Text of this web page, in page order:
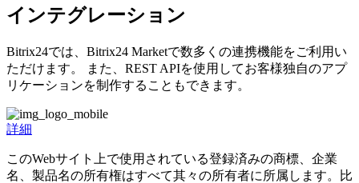
インテグレーション
Bitrix24では、Bitrix24 Marketで数多くの連携機能をご利用い
ただけます。 また、REST APIを使用してお客様独自のアプ
リケーションを制作することもできます。
詳細
このWebサイト上で使用されている登録済みの商標、企業
名、製品名の所有権はすべて其々の所有者に所属します。比